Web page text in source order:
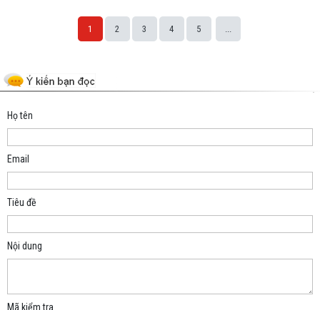
1 2 3 4 5 ...
Họ tên
Email
Tiêu đề
Nội dung
Mã kiểm tra